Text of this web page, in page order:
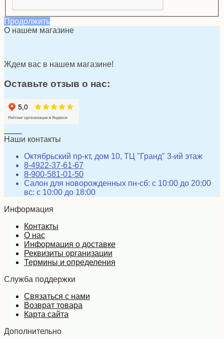
Продолжить
О нашем магазине
Ждем вас в нашем магазине!
Оставьте отзыв о нас:
Наши контакты
Октябрьский пр-кт, дом 10, ТЦ "Гранд" 3-ий этаж
8-4922-37-61-67
8-900-581-01-50
Салон для новорожденных пн-сб: с 10:00 до 20:00
вс: с 10:00 до 18:00
Информация
Контакты
О нас
Информация о доставке
Реквизиты организации
Термины и определения
Служба поддержки
Связаться с нами
Возврат товара
Карта сайта
Дополнительно